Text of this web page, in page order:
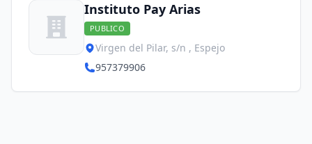
Instituto Pay Arias
PUBLICO
Virgen del Pilar, s/n , Espejo
957379906